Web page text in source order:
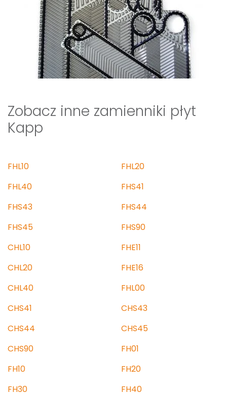
Zobacz inne zamienniki płyt
Kapp
FHL10
FHL20
FHL40
FHS41
FHS43
FHS44
FHS45
FHS90
CHL10
FHE11
CHL20
FHE16
CHL40
FHL00
CHS41
CHS43
CHS44
CHS45
CHS90
FH01
FH10
FH20
FH30
FH40